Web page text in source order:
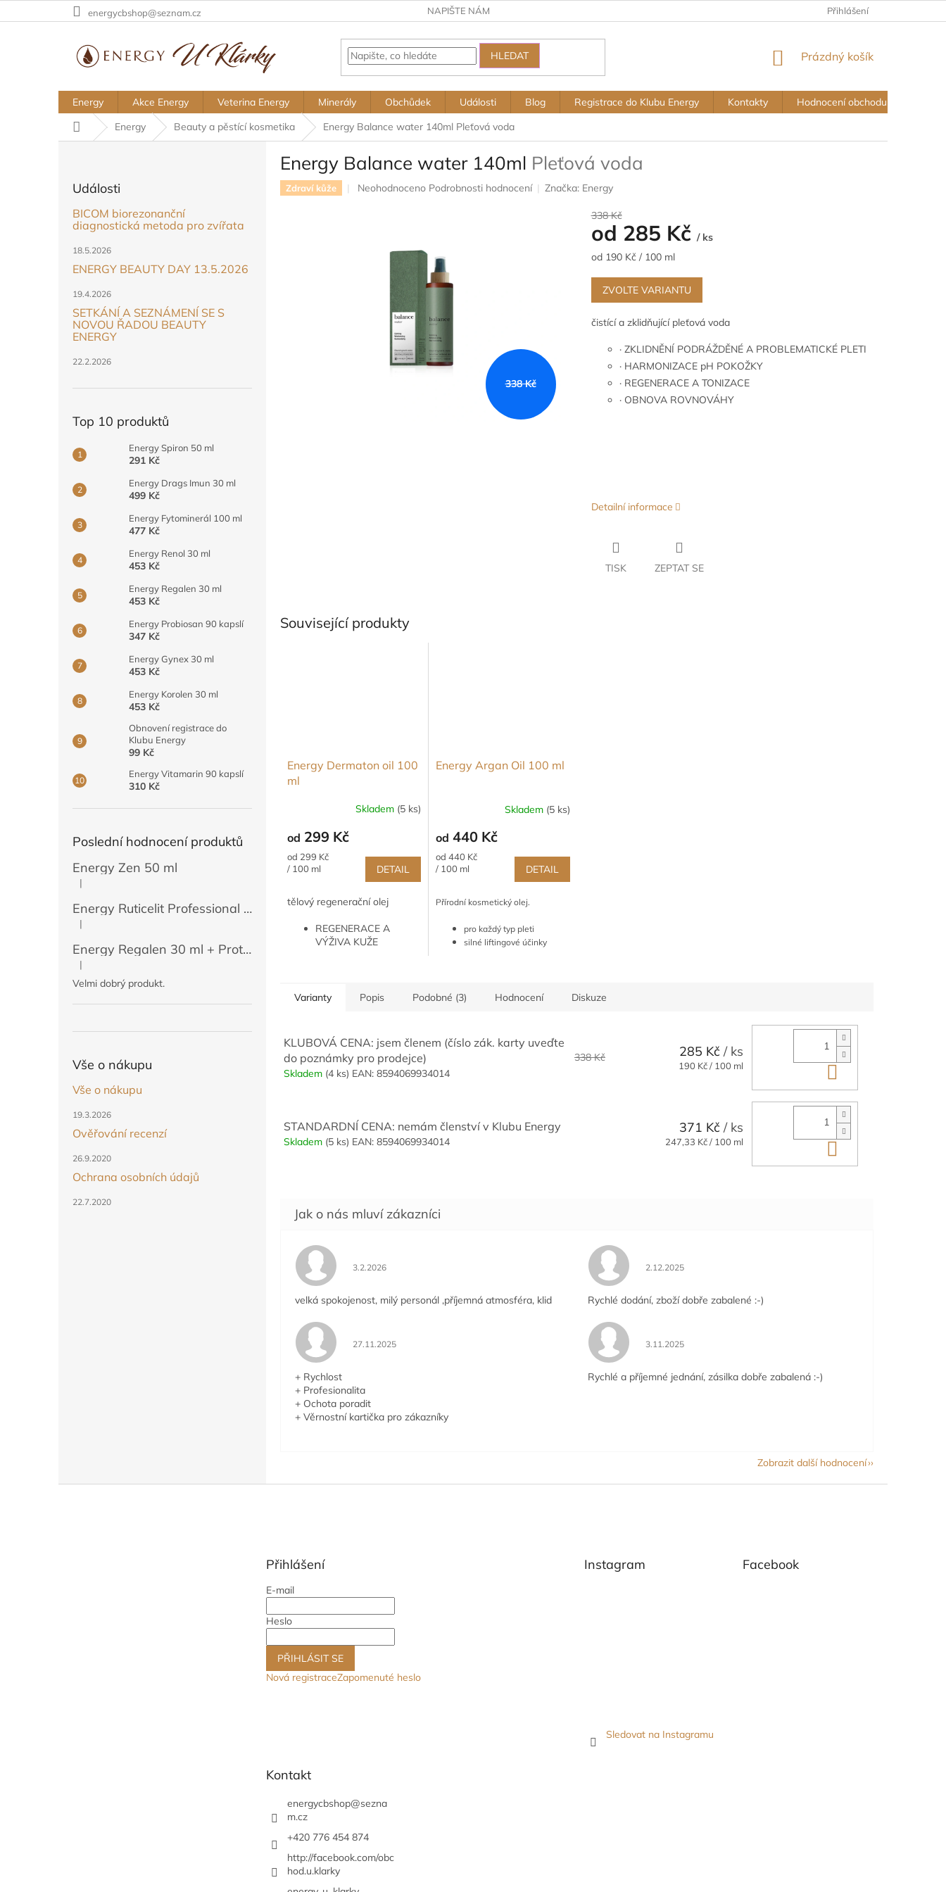
na
energycbshop@seznam.cz NAPIŠTE NÁM Přihlášení
HLEDAT
NÁKUPNÍ
Prázdný košík
Energy Akce Energy Veterina Energy Minerály Obchůdek Události Blog Registrace do Klubu Energy Kontakty Hodnocení obchodu
Domů
Energy Beauty a pěstící kosmetika Energy Balance water 140ml Pleťová voda
Události
BICOM biorezonanční
diagnostická metoda pro zvířata
18.5.2026
ENERGY BEAUTY DAY 13.5.2026
19.4.2026
SETKÁNÍ A SEZNÁMENÍ SE S
NOVOU ŘADOU BEAUTY
ENERGY
22.2.2026
Top 10 produktů
Energy Spiron 50 ml
291 Kč
Energy Drags Imun 30 ml
499 Kč
Energy Fytominerál 100 ml
477 Kč
Energy Renol 30 ml
453 Kč
Energy Regalen 30 ml
453 Kč
Energy Probiosan 90 kapslí
347 Kč
Energy Gynex 30 ml
453 Kč
Energy Korolen 30 ml
453 Kč
Obnovení registrace do
Klubu Energy
99 Kč
Energy Vitamarin 90 kapslí
310 Kč
Poslední hodnocení produktů
Energy Zen 50 ml
Hodnocení produktu je 5 z 5 hvězdiček.
|
Energy Ruticelit Professional 500 ml
Hodnocení produktu je 5 z 5 hvězdiček.
|
Energy Regalen 30 ml + Protektin 50 ml (POUZE PRO ČLENY)
Hodnocení produktu je 5 z 5 hvězdiček.
|
Velmi dobrý produkt.
Vše o nákupu
Vše o nákupu
19.3.2026
Ověřování recenzí
26.9.2020
Ochrana osobních údajů
22.7.2020
Energy Balance water 140ml Pleťová voda
Zdraví kůže
Průměrné
hvězdiček.
Neohodnoceno Podrobnosti hodnocení Značka: Energy
338 Kč
338 Kč
od 285 Kč / ks
Měrná
od 190 Kč / 100 ml
ZVOLTE VARIANTU
čistící a zklidňující pleťová voda
· ZKLIDNĚNÍ PODRÁŽDĚNÉ A PROBLEMATICKÉ PLETI
· HARMONIZACE pH POKOŽKY
· REGENERACE A TONIZACE
· OBNOVA ROVNOVÁHY
Detailní informace
TISK ZEPTAT SE
Související produkty
Energy Dermaton oil 100
ml
produktu
5,0
hvězdiček.
Skladem (5 ks)
od 299 Kč
Měrná
cena:
od 299 Kč
/ 100 ml
DETAIL
tělový regenerační olej
REGENERACE A
VÝŽIVA KUŽE
PRED NEPRÍZNIVÝMI
PREDCASNÉMU
STÁRNUTÍ KUŽE
Energy Argan Oil 100 ml
Skladem (5 ks)
od 440 Kč
Měrná
cena:
od 440 Kč
/ 100 ml
DETAIL
Přírodní kosmetický olej.
pro každý typ pleti
silné liftingové účinky
Varianty Popis Podobné (3) Hodnocení Diskuze
KLUBOVÁ CENA: jsem členem (číslo zák. karty uveďte
do poznámky pro prodejce)
Skladem (4 ks) EAN: 8594069934014
338 Kč 285 Kč / ks
Měrná
190 Kč / 100 ml
STANDARDNÍ CENA: nemám členství v Klubu Energy
Skladem (5 ks) EAN: 8594069934014
371 Kč / ks
Měrná
247,33 Kč / 100 ml
Hodnocení obchodu je 5 z 5 hvězdiček.
3.2.2026
velká spokojenost, milý personál ,příjemná atmosféra, klid
Hodnocení obchodu je 5 z 5 hvězdiček.
2.12.2025
Rychlé dodání, zboží dobře zabalené :-)
Hodnocení obchodu je 5 z 5 hvězdiček.
27.11.2025
+ Rychlost
+ Profesionalita
+ Ochota poradit
+ Věrnostní kartička pro zákazníky
Hodnocení obchodu je 5 z 5 hvězdiček.
3.11.2025
Rychlé a příjemné jednání, zásilka dobře zabalená :-)
Zobrazit další hodnocení
Přihlášení
E-mail
Heslo
PŘIHLÁSIT SE
Nová registraceZapomenuté heslo
Instagram
Sledovat na Instagramu
Facebook
Kontakt
energycbshop@sezna
m.cz
+420 776 454 874
http://facebook.com/obc
hod.u.klarky